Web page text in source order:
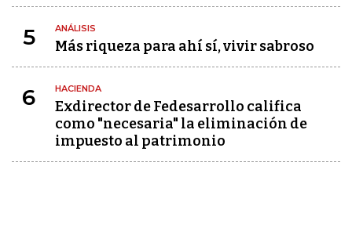
5 ANÁLISIS
Más riqueza para ahí sí, vivir sabroso
6 HACIENDA
Exdirector de Fedesarrollo califica
como "necesaria" la eliminación de
impuesto al patrimonio